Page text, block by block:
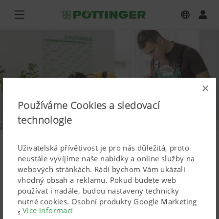
×
Používáme Cookies a sledovací
technologie
Uživatelská přívětivost je pro nás důležitá, proto
neustále vyvíjíme naše nabídky a online služby na
webových stránkách. Rádi bychom Vám ukázali
vhodný obsah a reklamu. Pokud budete web
používat i nadále, budou nastaveny technicky
nutné cookies. Osobní produkty Google Marketing
se používají, pouze pokud dáte svůj úplný souhlas
Více informací